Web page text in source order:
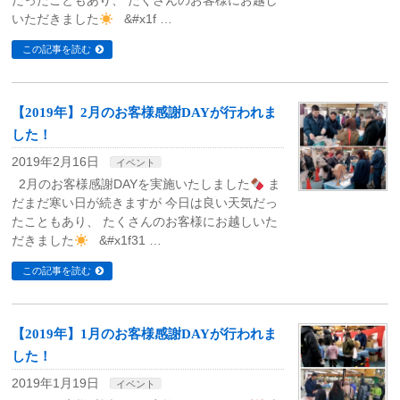
いただきました
&#x1f …
この記事を読む
【2019年】2月のお客様感謝DAYが行われま
した！
2019年2月16日
イベント
2月のお客様感謝DAYを実施いたしました
ま
だまだ寒い日が続きますが 今日は良い天気だっ
たこともあり、 たくさんのお客様にお越しいた
だきました
&#x1f31 …
この記事を読む
【2019年】1月のお客様感謝DAYが行われま
した！
2019年1月19日
イベント